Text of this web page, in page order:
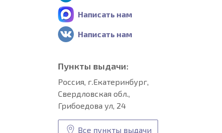
Написать нам
Написать нам
Пункты выдачи:
Россия, г.Екатеринбург,
Свердловская обл.,
Грибоедова ул, 24
Все пункты выдачи